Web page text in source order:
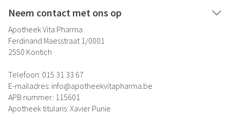
Neem contact met ons op
Apotheek Vita Pharma
Ferdinand Maesstraat 1/0001
2550 Kontich
Telefoon: 015 31 33 67
E-mailadres: info@apotheekvitapharma.be
APB nummer: 115601
Apotheek titularis: Xavier Punie